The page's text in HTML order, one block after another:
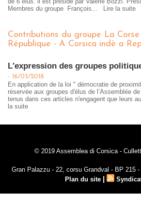
Membres du groupe François...
Lire la suite
Contributions du groupe La
République - A Corsica indè a
L'expression des groupes
- 16/05/2018
En application de la loi " démocratie de
réservée aux groupes d'élus de l’Assemblée
tenus dans ces articles n'engagent que leurs
la suite
© 2019 Assemblea di Corsica -
Gran Palazzu - 22, corsu Grandval - BP 215
Plan du site |